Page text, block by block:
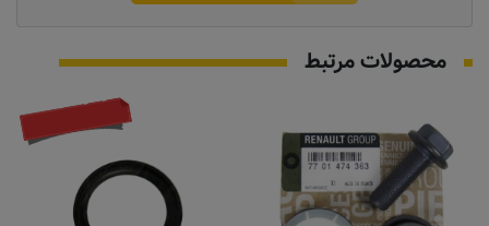
محصولات مرتبط
موجود نیست